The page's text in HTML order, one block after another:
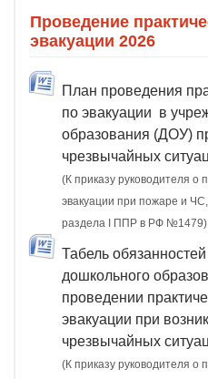
Проведение
эвакуации 2026
План проведения
по эвакуации в
образования (ДОУ)
чрезвычайных
(К приказу руководителя о
эвакуации при пожаре и ЧС,
раздела I ППР в РФ №1479)
Табель
дошкольного
проведении
эвакуации при
чрезвычайных
(К приказу руководителя о